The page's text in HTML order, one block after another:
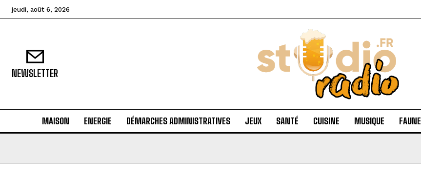
jeudi, août 6, 2026
NEWSLETTER
MAISON ENERGIE DÉMARCHES ADMINISTRATIVES JEUX SANTÉ CUISINE MUSIQUE FAUNE